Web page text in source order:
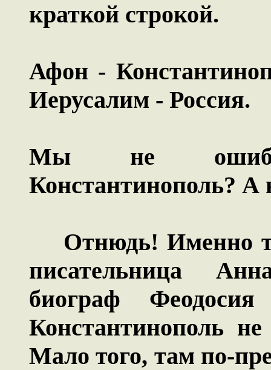
краткой строкой.
Афон -
Иерусалим - Россия.
Мы не
Константинополь? А
Отнюдь! Именно
писательница
биограф
Константинополь
Мало того, там по-